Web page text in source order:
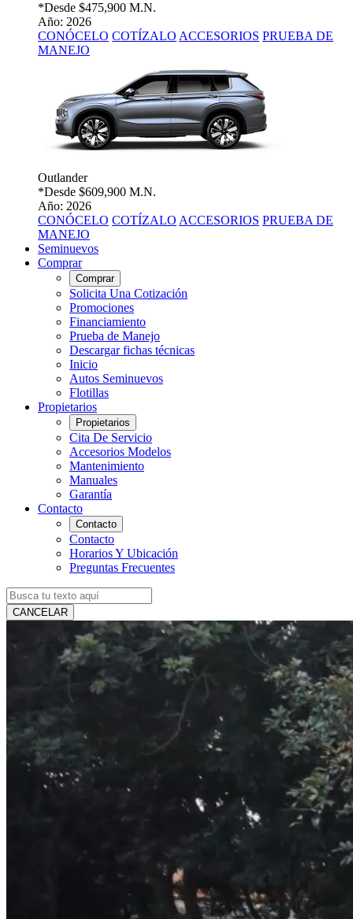
*Desde $475,900 M.N.
Año: 2026
CONÓCELO COTÍZALO ACCESORIOS PRUEBA DE
MANEJO
Outlander
*Desde $609,900 M.N.
Año: 2026
CONÓCELO COTÍZALO ACCESORIOS PRUEBA DE
MANEJO
Seminuevos
Comprar
Comprar
Solicita Una Cotización
Promociones
Financiamiento
Prueba de Manejo
Descargar fichas técnicas
Inicio
Autos Seminuevos
Flotillas
Propietarios
Propietarios
Cita De Servicio
Accesorios Modelos
Mantenimiento
Manuales
Garantía
Contacto
Contacto
Contacto
Horarios Y Ubicación
Preguntas Frecuentes
CANCELAR